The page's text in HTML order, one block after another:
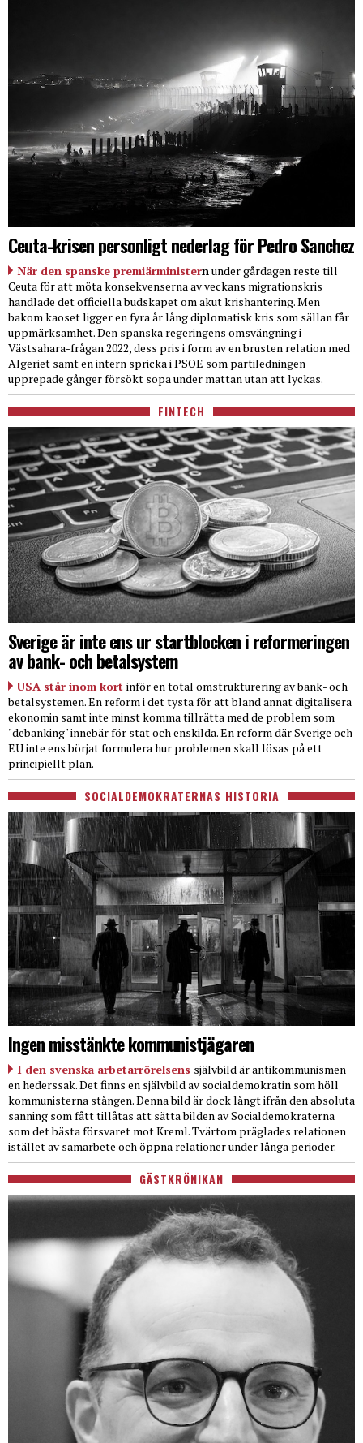
Ceuta-krisen personligt nederlag för Pedro Sanchez
När den spanske premiärministernunder gårdagen reste till
Ceuta för att möta konsekvenserna av veckans migrationskris
handlade det officiella budskapet om akut krishantering. Men
bakom kaoset ligger en fyra år lång diplomatisk kris som sällan får
uppmärksamhet. Den spanska regeringens omsvängning i
Västsahara-frågan 2022, dess pris i form av en brusten relation med
Algeriet samt en intern spricka i PSOE som partiledningen
upprepade gånger försökt sopa under mattan utan att lyckas.
FINTECH
Sverige är inte ens ur startblocken i reformeringen
av bank- och betalsystem
USA står inom kort inför en total omstrukturering av bank- och
betalsystemen. En reform i det tysta för att bland annat digitalisera
ekonomin samt inte minst komma tillrätta med de problem som
"debanking" innebär för stat och enskilda. En reform där Sverige och
EU inte ens börjat formulera hur problemen skall lösas på ett
principiellt plan.
SOCIALDEMOKRATERNAS HISTORIA
Ingen misstänkte kommunistjägaren
I den svenska arbetarrörelsens självbild är antikommunismen
en hederssak. Det finns en självbild av socialdemokratin som höll
kommunisterna stången. Denna bild är dock långt ifrån den absoluta
sanning som fått tillåtas att sätta bilden av Socialdemokraterna
som det bästa försvaret mot Kreml. Tvärtom präglades relationen
istället av samarbete och öppna relationer under långa perioder.
GÄSTKRÖNIKAN